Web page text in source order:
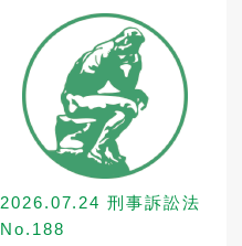
2026.07.24 刑事訴訟法
No.188